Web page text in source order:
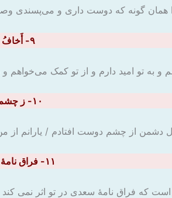
همان گونه که دوست داری و می‌پسندی
۹- أَخافُ مِنکَ وَ أَرْجو وَ أَسْتَغیثُ وَ أَدنو / که هم کمند بلایی و هم کلید نجاتی
و به تو امید دارم و از تو کمک می‌خواهم
۱۰- ز چشم دوست فتادم به کامۀ دل دشمن / أَحِبَّتی هَجَرونی کَما تَشاءُ عُداتی
دشمن از چشم دوست افتادم / یارانم از
۱۱- فراق نامۀ سعدی عجب که در تو نگیرد / وَ إنْ شَکوتُ إلیَ الطیَّر نُحنَ فِی الوکنَاتِ
که فراق نامۀ سعدی در تو اثر نمی